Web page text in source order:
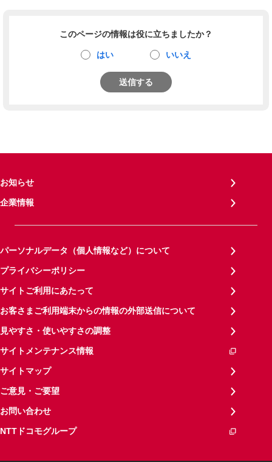
このページの情報は役に立ちましたか？
はい いいえ
送信する
お知らせ
企業情報
パーソナルデータ（個人情報など）について
プライバシーポリシー
サイトご利用にあたって
お客さまご利用端末からの情報の外部送信について
見やすさ・使いやすさの調整
サイトメンテナンス情報
サイトマップ
ご意見・ご要望
お問い合わせ
NTTドコモグループ